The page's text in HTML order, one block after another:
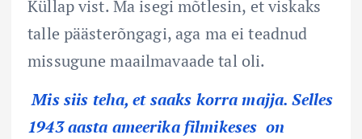
Küllap vist. Ma isegi mõtlesin, et viskaks
talle päästerõngagi, aga ma ei teadnud
missugune maailmavaade tal oli.
Mis siis teha, et saaks korra majja. Selles
1943 aasta ameerika filmikeses on